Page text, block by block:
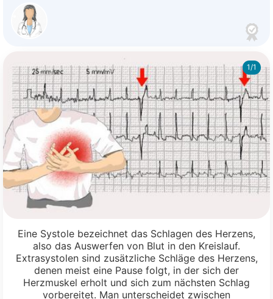
1/1
Eine Systole bezeichnet das Schlagen des Herzens,
also das Auswerfen von Blut in den Kreislauf.
Extrasystolen sind zusätzliche Schläge des Herzens,
denen meist eine Pause folgt, in der sich der
Herzmuskel erholt und sich zum nächsten Schlag
vorbereitet. Man unterscheidet zwischen